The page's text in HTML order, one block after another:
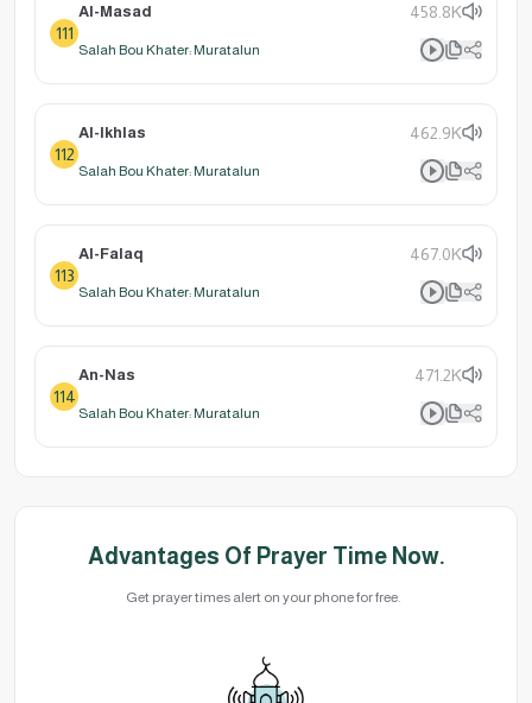
111
Al-Masad 458.8K
Salah Bou Khater: Muratalun
112
Al-Ikhlas 462.9K
Salah Bou Khater: Muratalun
113
Al-Falaq 467.0K
Salah Bou Khater: Muratalun
114
An-Nas 471.2K
Salah Bou Khater: Muratalun
Advantages Of Prayer Time Now.
Get prayer times alert on your phone for free.